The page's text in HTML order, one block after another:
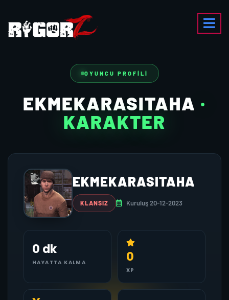
OYUNCU PROFILI
EKMEKARASITAHA ·
KARAKTER
EKMEKARASITAHA
KLANSIZ Kuruluş 20-12-2023
0 dk
HAYATTA KALMA 0
XP